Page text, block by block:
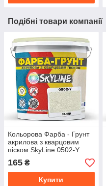
Подібні товари компанії
Кольорова Фарба - Грунт
акрилова з кварцовим
піском SkyLine 0502-Y
Санді 1,4 кг
165 ₴
Купити